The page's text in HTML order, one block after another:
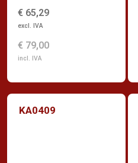
€ 65,29
excl. IVA
€ 79,00
incl. IVA
KA0409